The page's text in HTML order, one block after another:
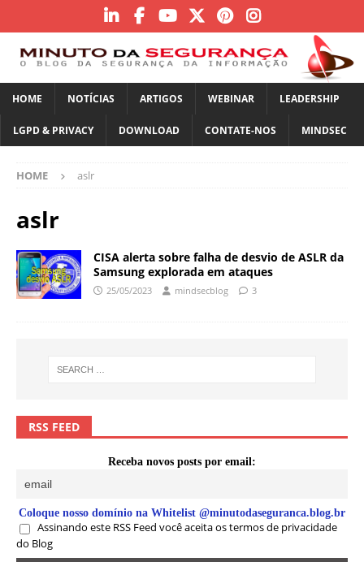
HOME NOTÍCIAS ARTIGOS WEBINAR LEADERSHIP
LGPD & PRIVACY DOWNLOAD CONTATE-NOS MINDSEC
HOME aslr
aslr
CISA alerta sobre falha de desvio de ASLR da
Samsung explorada em ataques
25/05/2023 mindsecblog 3
RSS FEED
Receba novos posts por email:
Coloque nosso domínio na Whitelist @minutodaseguranca.blog.br
Assinando este RSS Feed você aceita os termos de privacidade
do Blog